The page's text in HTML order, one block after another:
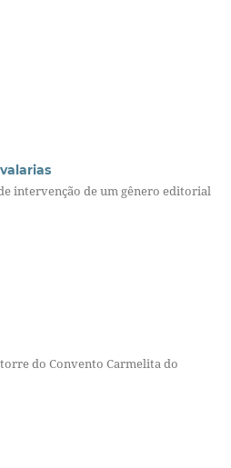
intervenção de um gênero editorial
do Convento Carmelita do